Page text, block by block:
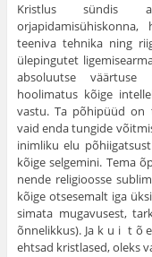
Kristlus sündis
teeniva tehnika ning
ülepingutet
absoluutse
hoolimatus kõige
vastu. Ta põhipüüd on
vaid enda tungide
inimliku elu
kõige selgemini. Tema
nende religioosse
kõige otsesemalt iga
simata mugavusest,
õnne­likkus). Ja k u i t õ
ehtsad kristlased, oleks